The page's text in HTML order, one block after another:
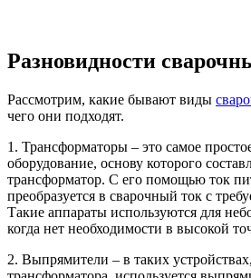
Разновидности
Рассмотрим, какие бывают виды
чего они подходят.
1. Трансформаторы – это самое
оборудование, основу которого
трансформатор. С его помощью ток
преобразуется в сварочный ток с
Такие аппараты используются для
когда нет необходимости в высокой
2. Выпрямители – в таких